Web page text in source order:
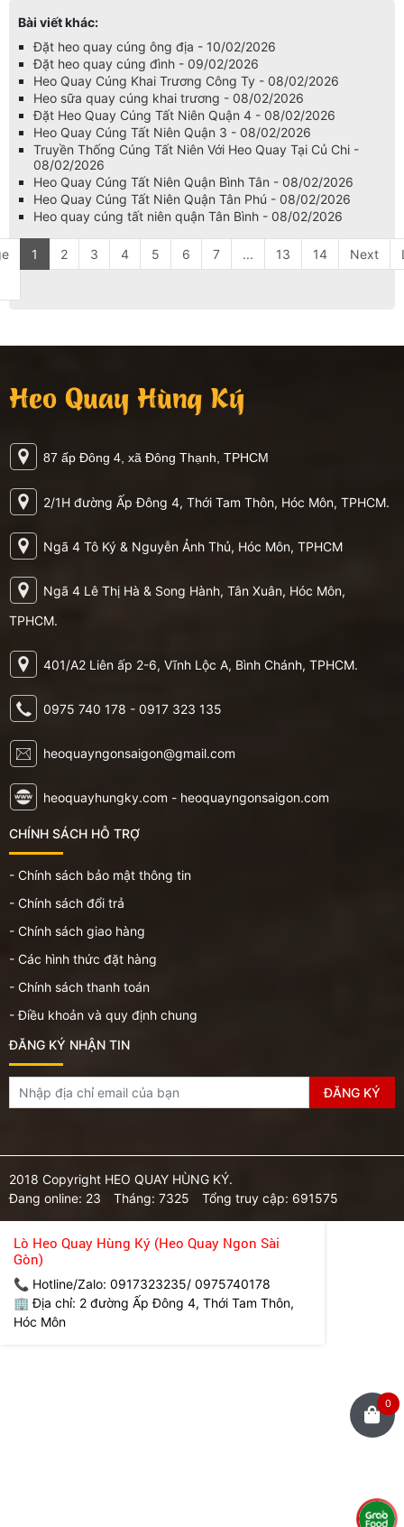
Bài viết khác:
Đặt heo quay cúng ông địa - 10/02/2026
Đặt heo quay cúng đình - 09/02/2026
Heo Quay Cúng Khai Trương Công Ty - 08/02/2026
Heo sữa quay cúng khai trương - 08/02/2026
Đặt Heo Quay Cúng Tất Niên Quận 4 - 08/02/2026
Heo Quay Cúng Tất Niên Quận 3 - 08/02/2026
Truyền Thống Cúng Tất Niên Với Heo Quay Tại Củ Chi -
08/02/2026
Heo Quay Cúng Tất Niên Quận Bình Tân - 08/02/2026
Heo Quay Cúng Tất Niên Quận Tân Phú - 08/02/2026
Heo quay cúng tất niên quận Tân Bình - 08/02/2026
1 2 3 4 5 6 7 ... 13 14 Next
Heo Quay Hùng Ký
87 ấp Đông 4, xã Đông Thạnh, TPHCM
2/1H đường Ấp Đông 4, Thới Tam Thôn, Hóc Môn, TPHCM.
Ngã 4 Tô Ký & Nguyễn Ảnh Thủ, Hóc Môn, TPHCM
Ngã 4 Lê Thị Hà & Song Hành, Tân Xuân, Hóc Môn,
TPHCM.
401/A2 Liên ấp 2-6, Vĩnh Lộc A, Bình Chánh, TPHCM.
0975 740 178 - 0917 323 135
heoquayngonsaigon@gmail.com
heoquayhungky.com - heoquayngonsaigon.com
CHÍNH SÁCH HỖ TRỢ
- Chính sách bảo mật thông tin
- Chính sách đổi trả
- Chính sách giao hàng
- Các hình thức đặt hàng
- Chính sách thanh toán
- Điều khoản và quy định chung
ĐĂNG KÝ NHẬN TIN
2018 Copyright HEO QUAY HÙNG KÝ.
Đang online: 23
Tháng: 7325 Tổng truy cập: 691575
0
Lò Heo Quay Hùng Ký (Heo Quay Ngon Sài
Gòn)
📞 Hotline/Zalo: 0917323235/ 0975740178
🏢 Địa chỉ: 2 đường Ấp Đông 4, Thới Tam Thôn,
Hóc Môn